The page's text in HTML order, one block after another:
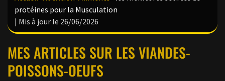
protéines pour la Musculation
| Mis à jour le 26/06/2026
MES ARTICLES SUR LES VIANDES-
POISSONS-OEUFS